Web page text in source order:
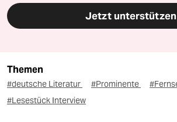
Jetzt unterstützen
Themen
#deutsche Literatur #Prominente
#Lesestück Interview